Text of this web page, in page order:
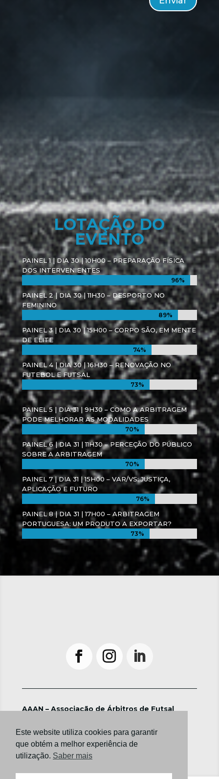
LOTAÇÃO DO
EVENTO
PAINEL 1 | DIA 30 | 10H00 – PREPARAÇÃO FÍSICA
DOS INTERVENIENTES
96%
96%
PAINEL 2 | DIA 30 | 11H30 – DESPORTO NO
FEMININO
89%
89%
PAINEL 3 | DIA 30 | 15H00 – CORPO SÃO, EM MENTE
DE ELITE
74%
74%
PAINEL 4 | DIA 30 | 16H30 – RENOVAÇÃO NO
FUTEBOL E FUTSAL
73%
73%
PAINEL 5 | DIA 31 | 9H30 – COMO A ARBITRAGEM
PODE MELHORAR AS MODALIDADES
70%
70%
PAINEL 6 | DIA 31 | 11H30 – PERCEÇÃO DO PÚBLICO
SOBRE A ARBITRAGEM
70%
70%
PAINEL 7 | DIA 31 | 15H00 – VAR/VS: JUSTIÇA,
APLICAÇÃO E FUTURO
76%
76%
PAINEL 8 | DIA 31 | 17H00 – ARBITRAGEM
PORTUGUESA: UM PRODUTO A EXPORTAR?
73%
73%
AAAN – Associação de Árbitros de Futsal
Política de Privacidade e Termos de Utilização
Este website utiliza cookies para garantir
que obtém a melhor experiência de
utilização. Saber mais